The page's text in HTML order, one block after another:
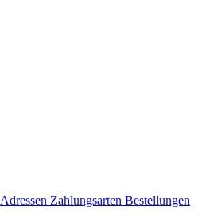
Adressen Zahlungsarten Bestellungen